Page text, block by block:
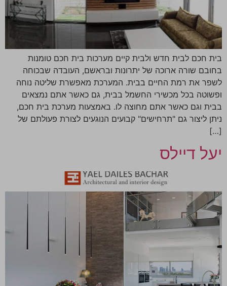
בית חכם לבית חדש ולבית קיים מערכות בית חכם טומנות
בחובם שורה ארוכה של יתרונות ובראשם, העובדה שבכוחה
לשפר את רמת החיים בבית. המערכת מאפשרת שליטה נוחה
ופשוטה בכל מכשירי החשמל בבית, גם כאשר אתם נמצאים
בבית וגם כאשר אתם מחוצה לו. באמצעות מערכת בית חכם,
ניתן ליצור גם "תרחישים" קבועים הנוגעים לצורת פעולתם של
[…]
יעל דיילס‎